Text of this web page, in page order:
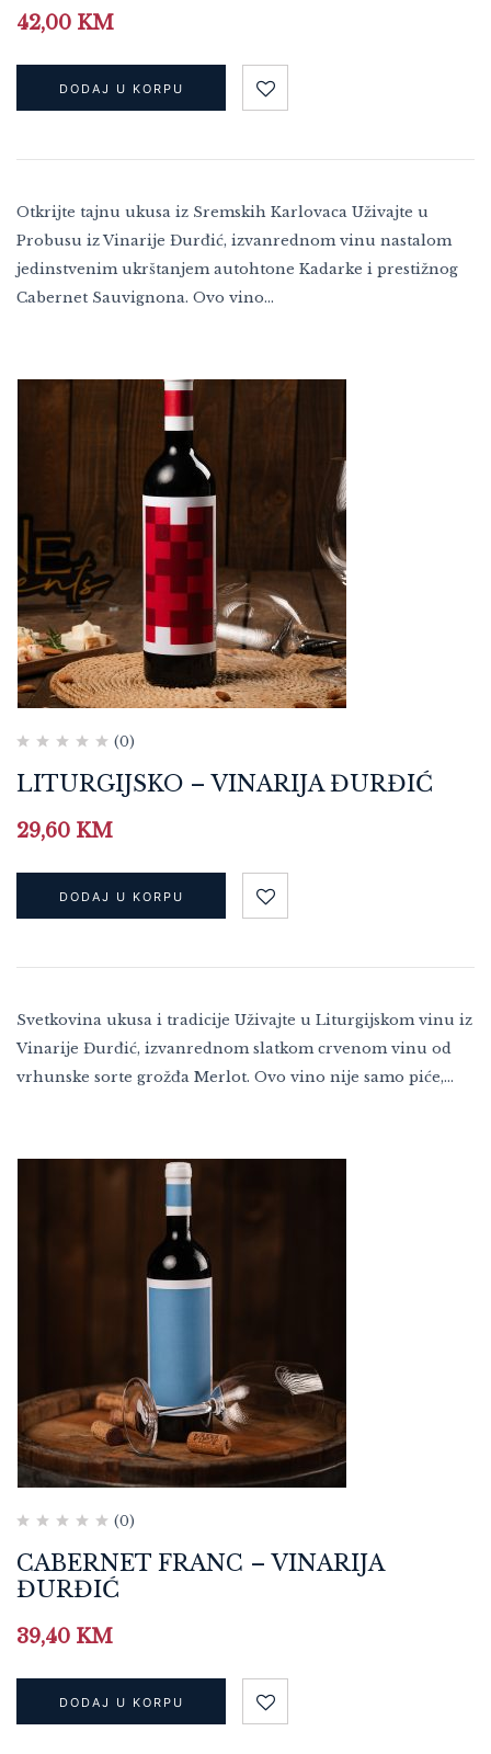
42,00 KM
DODAJ U KORPU
Otkrijte tajnu ukusa iz Sremskih Karlovaca Uživajte u
Probusu iz Vinarije Đurđić, izvanrednom vinu nastalom
jedinstvenim ukrštanjem autohtone Kadarke i prestižnog
Cabernet Sauvignona. Ovo vino…
(0)
LITURGIJSKO – VINARIJA ĐURĐIĆ
29,60 KM
DODAJ U KORPU
Svetkovina ukusa i tradicije Uživajte u Liturgijskom vinu iz
Vinarije Đurđić, izvanrednom slatkom crvenom vinu od
vrhunske sorte grožđa Merlot. Ovo vino nije samo piće,…
(0)
CABERNET FRANC – VINARIJA
ĐURĐIĆ
39,40 KM
DODAJ U KORPU